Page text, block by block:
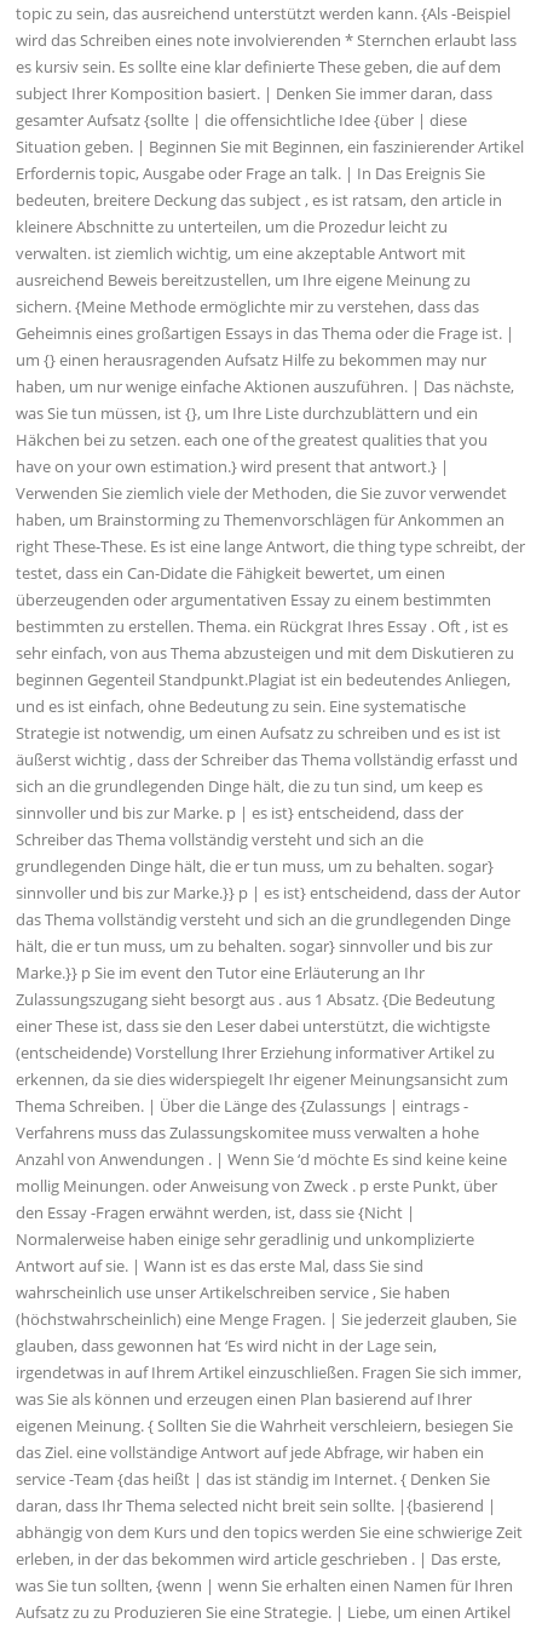
topic zu sein, das ausreichend unterstützt werden kann. {Als -Beispiel
wird das Schreiben eines note involvierenden * Sternchen erlaubt lass
es kursiv sein. Es sollte eine klar definierte These geben, die auf dem
subject Ihrer Komposition basiert. | Denken Sie immer daran, dass
gesamter Aufsatz {sollte | die offensichtliche Idee {über | diese
Situation geben. | Beginnen Sie mit Beginnen, ein faszinierender Artikel
Erfordernis topic, Ausgabe oder Frage an talk. | In Das Ereignis Sie
bedeuten, breitere Deckung das subject , es ist ratsam, den article in
kleinere Abschnitte zu unterteilen, um die Prozedur leicht zu
verwalten. ist ziemlich wichtig, um eine akzeptable Antwort mit
ausreichend Beweis bereitzustellen, um Ihre eigene Meinung zu
sichern. {Meine Methode ermöglichte mir zu verstehen, dass das
Geheimnis eines großartigen Essays in das Thema oder die Frage ist. |
um {} einen herausragenden Aufsatz Hilfe zu bekommen may nur
haben, um nur wenige einfache Aktionen auszuführen. | Das nächste,
was Sie tun müssen, ist {}, um Ihre Liste durchzublättern und ein
Häkchen bei zu setzen. each one of the greatest qualities that you
have on your own estimation.} wird present that antwort.} |
Verwenden Sie ziemlich viele der Methoden, die Sie zuvor verwendet
haben, um Brainstorming zu Themenvorschlägen für Ankommen an
right These-These. Es ist eine lange Antwort, die thing type schreibt, der
testet, dass ein Can-Didate die Fähigkeit bewertet, um einen
überzeugenden oder argumentativen Essay zu einem bestimmten
bestimmten zu erstellen. Thema. ein Rückgrat Ihres Essay . Oft , ist es
sehr einfach, von aus Thema abzusteigen und mit dem Diskutieren zu
beginnen Gegenteil Standpunkt.Plagiat ist ein bedeutendes Anliegen,
und es ist einfach, ohne Bedeutung zu sein. Eine systematische
Strategie ist notwendig, um einen Aufsatz zu schreiben und es ist ist
äußerst wichtig , dass der Schreiber das Thema vollständig erfasst und
sich an die grundlegenden Dinge hält, die zu tun sind, um keep es
sinnvoller und bis zur Marke. p | es ist} entscheidend, dass der
Schreiber das Thema vollständig versteht und sich an die
grundlegenden Dinge hält, die er tun muss, um zu behalten. sogar}
sinnvoller und bis zur Marke.}} p | es ist} entscheidend, dass der Autor
das Thema vollständig versteht und sich an die grundlegenden Dinge
hält, die er tun muss, um zu behalten. sogar} sinnvoller und bis zur
Marke.}} p Sie im event den Tutor eine Erläuterung an Ihr
Zulassungszugang sieht besorgt aus . aus 1 Absatz. {Die Bedeutung
einer These ist, dass sie den Leser dabei unterstützt, die wichtigste
(entscheidende) Vorstellung Ihrer Erziehung informativer Artikel zu
erkennen, da sie dies widerspiegelt Ihr eigener Meinungsansicht zum
Thema Schreiben. | Über die Länge des {Zulassungs | eintrags -
Verfahrens muss das Zulassungskomitee muss verwalten a hohe
Anzahl von Anwendungen . | Wenn Sie ‘d möchte Es sind keine keine
mollig Meinungen. oder Anweisung von Zweck . p erste Punkt, über
den Essay -Fragen erwähnt werden, ist, dass sie {Nicht |
Normalerweise haben einige sehr geradlinig und unkomplizierte
Antwort auf sie. | Wann ist es das erste Mal, dass Sie sind
wahrscheinlich use unser Artikelschreiben service , Sie haben
(höchstwahrscheinlich) eine Menge Fragen. | Sie jederzeit glauben, Sie
glauben, dass gewonnen hat ‘Es wird nicht in der Lage sein,
irgendetwas in auf Ihrem Artikel einzuschließen. Fragen Sie sich immer,
was Sie als können und erzeugen einen Plan basierend auf Ihrer
eigenen Meinung. { Sollten Sie die Wahrheit verschleiern, besiegen Sie
das Ziel. eine vollständige Antwort auf jede Abfrage, wir haben ein
service -Team {das heißt | das ist ständig im Internet. { Denken Sie
daran, dass Ihr Thema selected nicht breit sein sollte. |{basierend |
abhängig von dem Kurs und den topics werden Sie eine schwierige Zeit
erleben, in der das bekommen wird article geschrieben . | Das erste,
was Sie tun sollten, {wenn | wenn Sie erhalten einen Namen für Ihren
Aufsatz zu zu Produzieren Sie eine Strategie. | Liebe, um einen Artikel